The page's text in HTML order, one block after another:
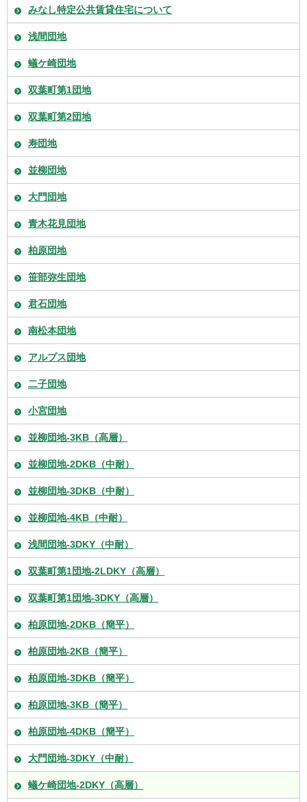
みなし特定公共賃貸住宅について
浅間団地
蟻ケ崎団地
双葉町第1団地
双葉町第2団地
寿団地
並柳団地
大門団地
青木花見団地
柏原団地
笹部弥生団地
君石団地
南松本団地
アルプス団地
二子団地
小宮団地
並柳団地-3KB（高層）
並柳団地-2DKB（中耐）
並柳団地-3DKB（中耐）
並柳団地-4KB（中耐）
浅間団地-3DKY（中耐）
双葉町第1団地-2LDKY（高層）
双葉町第1団地-3DKY（高層）
柏原団地-2DKB（簡平）
柏原団地-2KB（簡平）
柏原団地-3DKB（簡平）
柏原団地-3KB（簡平）
柏原団地-4DKB（簡平）
大門団地-3DKY（中耐）
蟻ケ崎団地-2DKY（高層）